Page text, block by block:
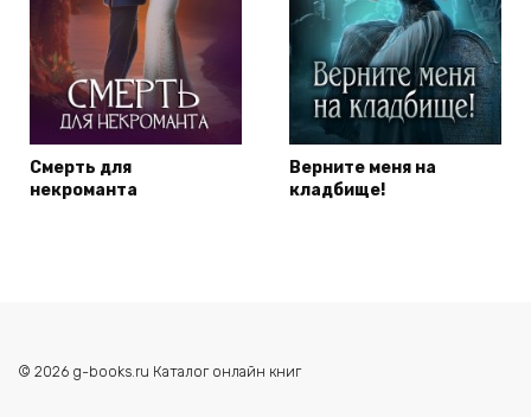
Смерть для
некроманта
Верните меня на
кладбище!
© 2026 g-books.ru Каталог онлайн книг